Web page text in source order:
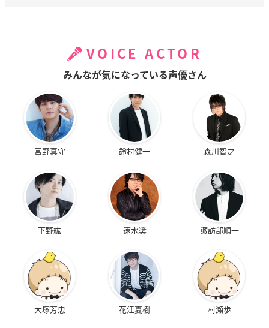
VOICE ACTOR
みんなが気になっている声優さん
宮野真守 鈴村健一 森川智之
下野紘 速水奨 諏訪部順一
大塚芳忠 花江夏樹 村瀬歩